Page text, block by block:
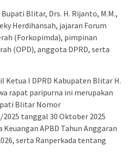
Blitar, Drs. H. Rijanto, M.M.,
Herdihansah, jajaran Forum
(Forkopimda), pimpinan
(OPD), anggota DPRD, serta
Ketua I DPRD Kabupaten Blitar H.
rapat paripurna ini merupakan
Blitar Nomor
2025 tanggal 30 Oktober 2025
APBD Tahun Anggaran
serta Ranperkada tentang